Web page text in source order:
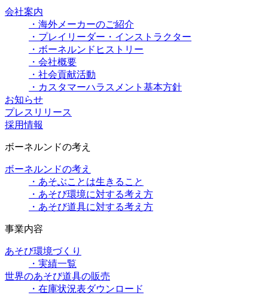
会社案内
・海外メーカーのご紹介
・プレイリーダー・インストラクター
・ボーネルンドヒストリー
・会社概要
・社会貢献活動
・カスタマーハラスメント基本方針
お知らせ
プレスリリース
採用情報
ボーネルンドの考え
ボーネルンドの考え
・あそぶことは生きること
・あそび環境に対する考え方
・あそび道具に対する考え方
事業内容
あそび環境づくり
・実績一覧
世界のあそび道具の販売
・在庫状況表ダウンロード